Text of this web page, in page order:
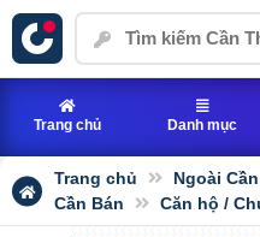
Trang chủ Ngoài
Cần Bán
Căn hộ /
Trang chủ Danh mục